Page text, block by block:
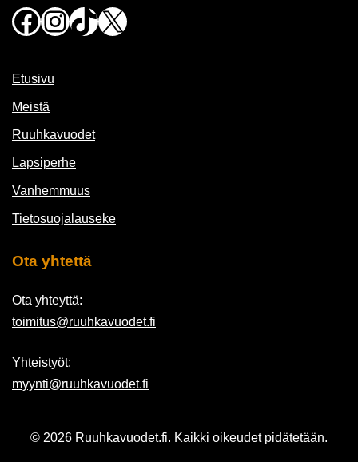
Facebook
Instagram
TikTok
X
Etusivu
Meistä
Ruuhkavuodet
Lapsiperhe
Vanhemmuus
Tietosuojalauseke
Ota yhtettä
Ota yhteyttä:
toimitus@ruuhkavuodet.fi
Yhteistyöt:
myynti@ruuhkavuodet.fi
© 2026 Ruuhkavuodet.fi. Kaikki oikeudet pidätetään.